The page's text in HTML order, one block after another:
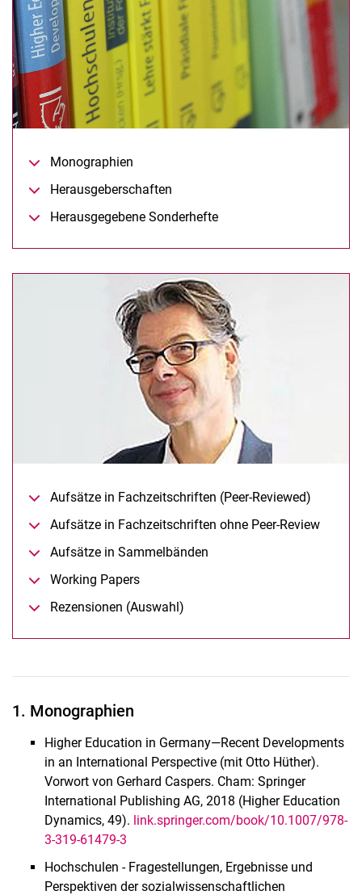
Monographien
Her­aus­ge­ber­schaf­ten
Her­aus­ge­ge­be­ne Son­der­hef­te
Auf­sät­ze in Fach­zeit­schrif­ten (Peer-Re­view­ed)
Auf­sät­ze in Fach­zeit­schrif­ten oh­ne Peer-Re­view
Auf­sät­ze in Sam­mel­bän­den
Working Pa­pers
Re­zen­sio­nen (Aus­wahl)
1. Monographien
Higher Education in Germany—Recent Developments
in an International Perspective (mit Otto Hüther).
Vorwort von Gerhard Caspers. Cham: Springer
International Publishing AG, 2018 (Higher Education
Dynamics, 49). link.springer.com/book/10.1007/978-
3-319-61479-3
Hochschulen - Fragestellungen, Ergebnisse und
Perspektiven der sozialwissenschaftlichen